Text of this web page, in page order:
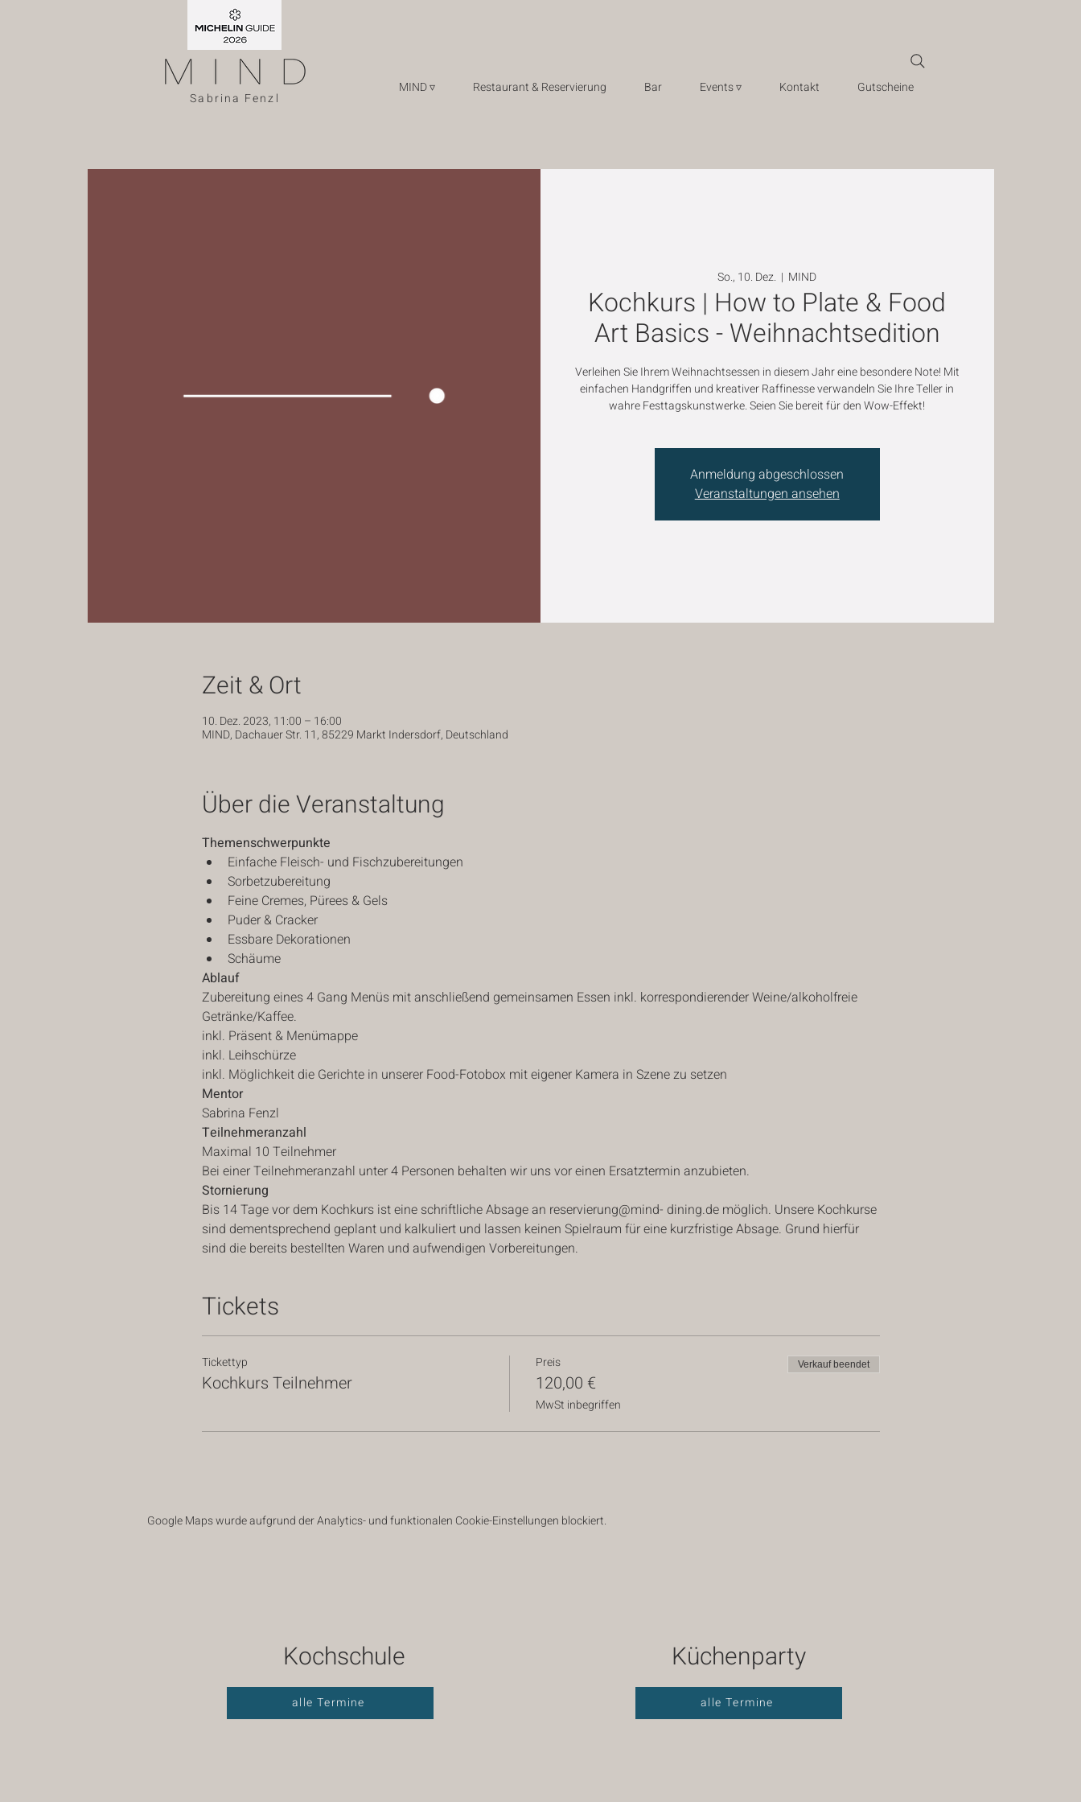
Sabrina Fenzl
MIND ▿ Restaurant & Reservierung Bar Events ▿ Kontakt Gutscheine
So., 10. Dez.
  |
MIND
Kochkurs | How to Plate & Food
Art Basics - Weihnachtsedition
Verleihen Sie Ihrem Weihnachtsessen in diesem Jahr eine besondere Note! Mit
einfachen Handgriffen und kreativer Raffinesse verwandeln Sie Ihre Teller in
wahre Festtagskunstwerke. Seien Sie bereit für den Wow-Effekt!
Anmeldung abgeschlossen
Veranstaltungen ansehen
Zeit & Ort
10. Dez. 2023, 11:00 – 16:00
MIND, Dachauer Str. 11, 85229 Markt Indersdorf, Deutschland
Über die Veranstaltung
Themenschwerpunkte
Einfache Fleisch- und Fischzubereitungen
Sorbetzubereitung
Feine Cremes, Pürees & Gels
Puder & Cracker
Essbare Dekorationen
Schäume
Ablauf
Zubereitung eines 4 Gang Menüs mit anschließend gemeinsamen Essen inkl. korrespondierender Weine/alkoholfreie
Getränke/Kaffee.
inkl. Präsent & Menümappe
inkl. Leihschürze
inkl. Möglichkeit die Gerichte in unserer Food-Fotobox mit eigener Kamera in Szene zu setzen
Mentor
Sabrina Fenzl
Teilnehmeranzahl
Maximal 10 Teilnehmer
Bei einer Teilnehmeranzahl unter 4 Personen behalten wir uns vor einen Ersatztermin anzubieten.
Stornierung
Bis 14 Tage vor dem Kochkurs ist eine schriftliche Absage an reservierung@mind- dining.de möglich. Unsere Kochkurse
sind dementsprechend geplant und kalkuliert und lassen keinen Spielraum für eine kurzfristige Absage. Grund hierfür
sind die bereits bestellten Waren und aufwendigen Vorbereitungen.
Tickets
Tickettyp
Kochkurs Teilnehmer
Preis
120,00 €
MwSt inbegriffen
Verkauf beendet
Google Maps wurde aufgrund der Analytics- und funktionalen Cookie-Einstellungen blockiert.
Kochschule
alle Termine
Küchenparty
alle Termine